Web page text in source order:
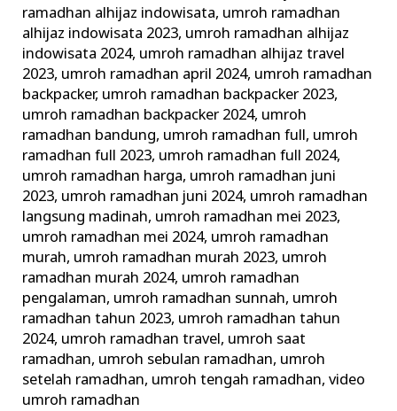
ramadhan alhijaz indowisata, umroh ramadhan
alhijaz indowisata 2023, umroh ramadhan alhijaz
indowisata 2024, umroh ramadhan alhijaz travel
2023, umroh ramadhan april 2024, umroh ramadhan
backpacker, umroh ramadhan backpacker 2023,
umroh ramadhan backpacker 2024, umroh
ramadhan bandung, umroh ramadhan full, umroh
ramadhan full 2023, umroh ramadhan full 2024,
umroh ramadhan harga, umroh ramadhan juni
2023, umroh ramadhan juni 2024, umroh ramadhan
langsung madinah, umroh ramadhan mei 2023,
umroh ramadhan mei 2024, umroh ramadhan
murah, umroh ramadhan murah 2023, umroh
ramadhan murah 2024, umroh ramadhan
pengalaman, umroh ramadhan sunnah, umroh
ramadhan tahun 2023, umroh ramadhan tahun
2024, umroh ramadhan travel, umroh saat
ramadhan, umroh sebulan ramadhan, umroh
setelah ramadhan, umroh tengah ramadhan,video
umroh ramadhan